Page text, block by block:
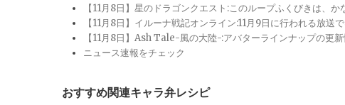
【11月8日】星のドラゴンクエスト:このループふくびきは、
【11月8日】イルーナ戦記オンライン:11月9日に行われる放
【11月8日】Ash Tale-風の大陸-:アバターラインナップの更
ニュース速報をチェック
おすすめ関連キャラ弁レシピ